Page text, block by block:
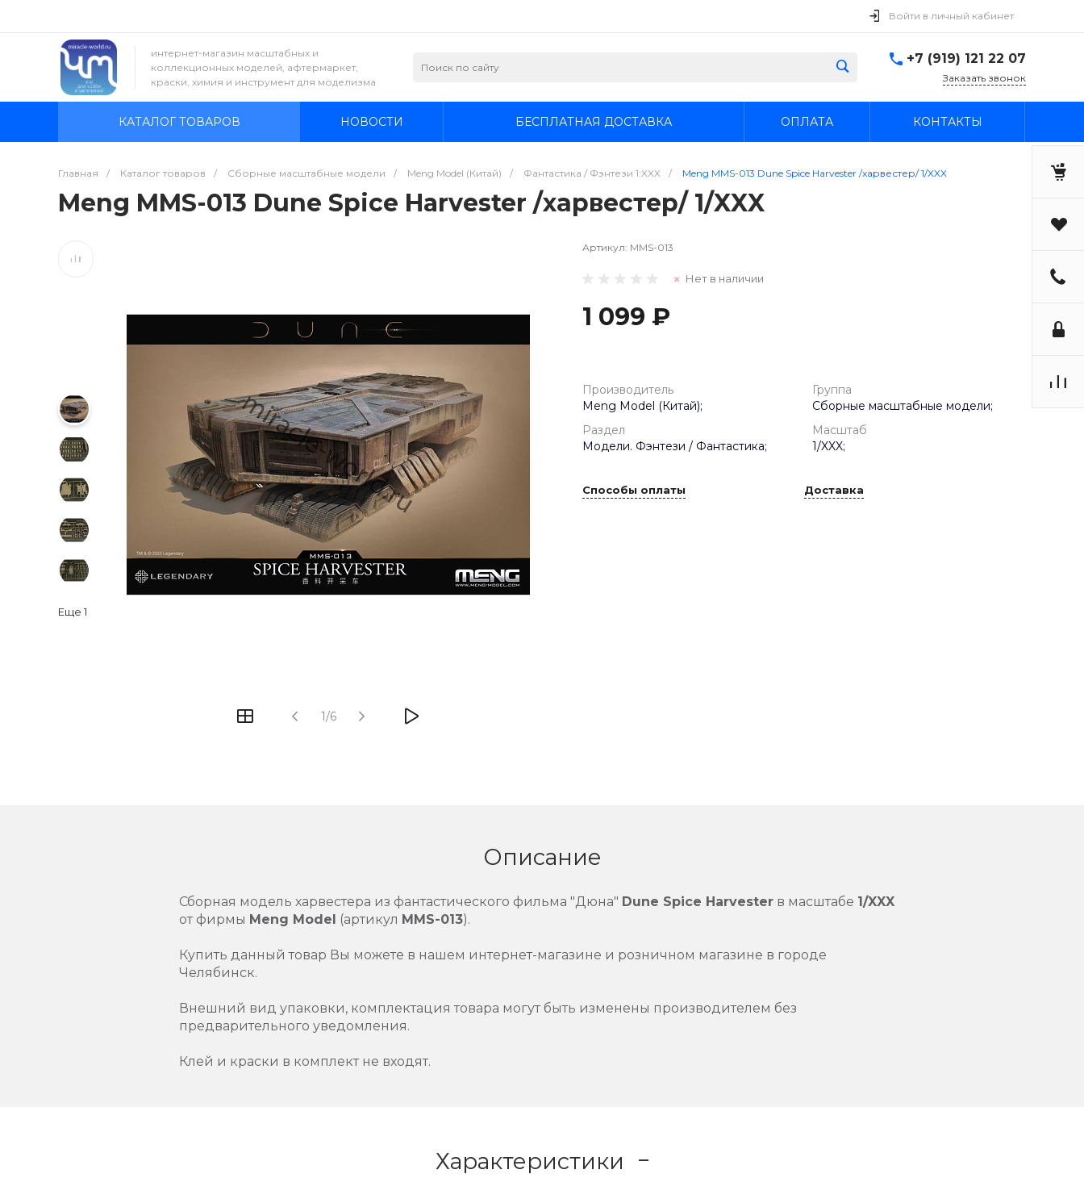
Войти в личный кабинет
интернет-магазин масштабных и
коллекционных моделей, афтермаркет,
краски, химия и инструмент для моделизма
+7 (919) 121 22 07
Заказать звонок
КАТАЛОГ ТОВАРОВ НОВОСТИ БЕСПЛАТНАЯ ДОСТАВКА ОПЛАТА КОНТАКТЫ
Главная / Каталог товаров / Сборные масштабные модели / Meng Model (Китай) / Фантастика / Фэнтези 1:XXX / Meng MMS-013 Dune Spice Harvester /харвестер/ 1/XXX
Meng MMS-013 Dune Spice Harvester /харвестер/ 1/XXX
Еще 1
1/6
Артикул: MMS-013
Нет в наличии
1 099 ₽
Производитель
Meng Model (Китай);
Группа
Сборные масштабные модели;
Раздел
Модели. Фэнтези / Фантастика;
Масштаб
1/XXX;
Способы оплаты Доставка
Описание
Сборная модель харвестера из фантастического фильма "Дюна" Dune Spice Harvester в масштабе 1/XXX
от фирмы Meng Model (артикул MMS-013).
Купить данный товар Вы можете в нашем интернет-магазине и розничном магазине в городе
Челябинск.
Внешний вид упаковки, комплектация товара могут быть изменены производителем без
предварительного уведомления.
Клей и краски в комплект не входят.
Характеристики